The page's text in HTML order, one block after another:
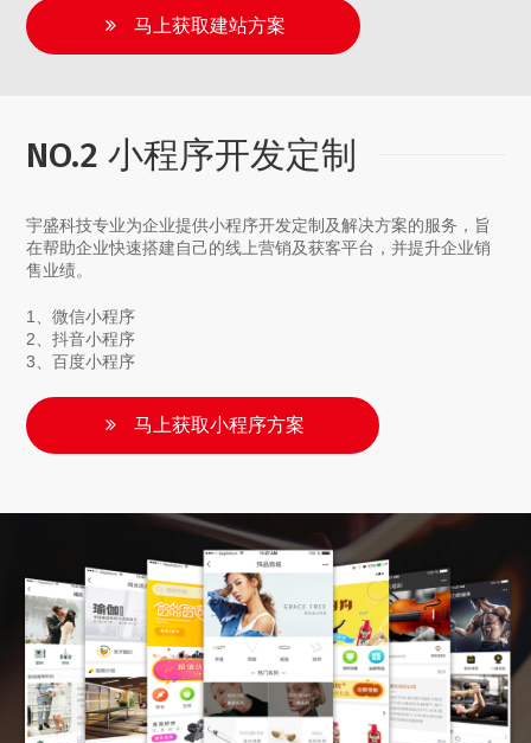
马上获取建站方案
NO.2 小程序开发定制
宇盛科技专业为企业提供小程序开发定制及解决方案的服务，旨
在帮助企业快速搭建自己的线上营销及获客平台，并提升企业销
售业绩。
1、微信小程序
2、抖音小程序
3、百度小程序
马上获取小程序方案